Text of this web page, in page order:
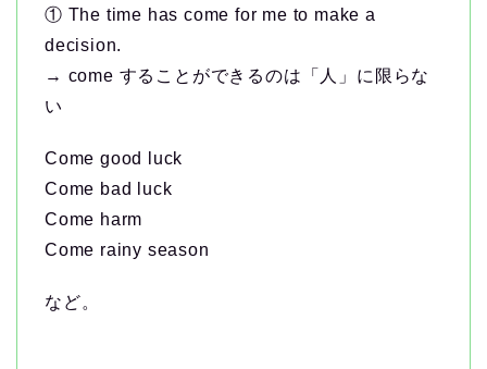
① The time has come for me to make a
decision.
→ come することができるのは「人」に限らな
い
Come good luck
Come bad luck
Come harm
Come rainy season
など。